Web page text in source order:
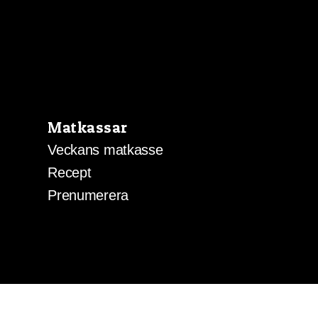
Matkassar
Veckans matkasse
Recept
Prenumerera